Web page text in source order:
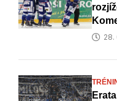
28.